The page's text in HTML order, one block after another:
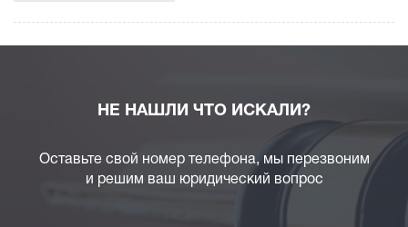
НЕ НАШЛИ ЧТО ИСКАЛИ?
Оставьте свой номер телефона, мы перезвоним
и решим ваш юридический вопрос